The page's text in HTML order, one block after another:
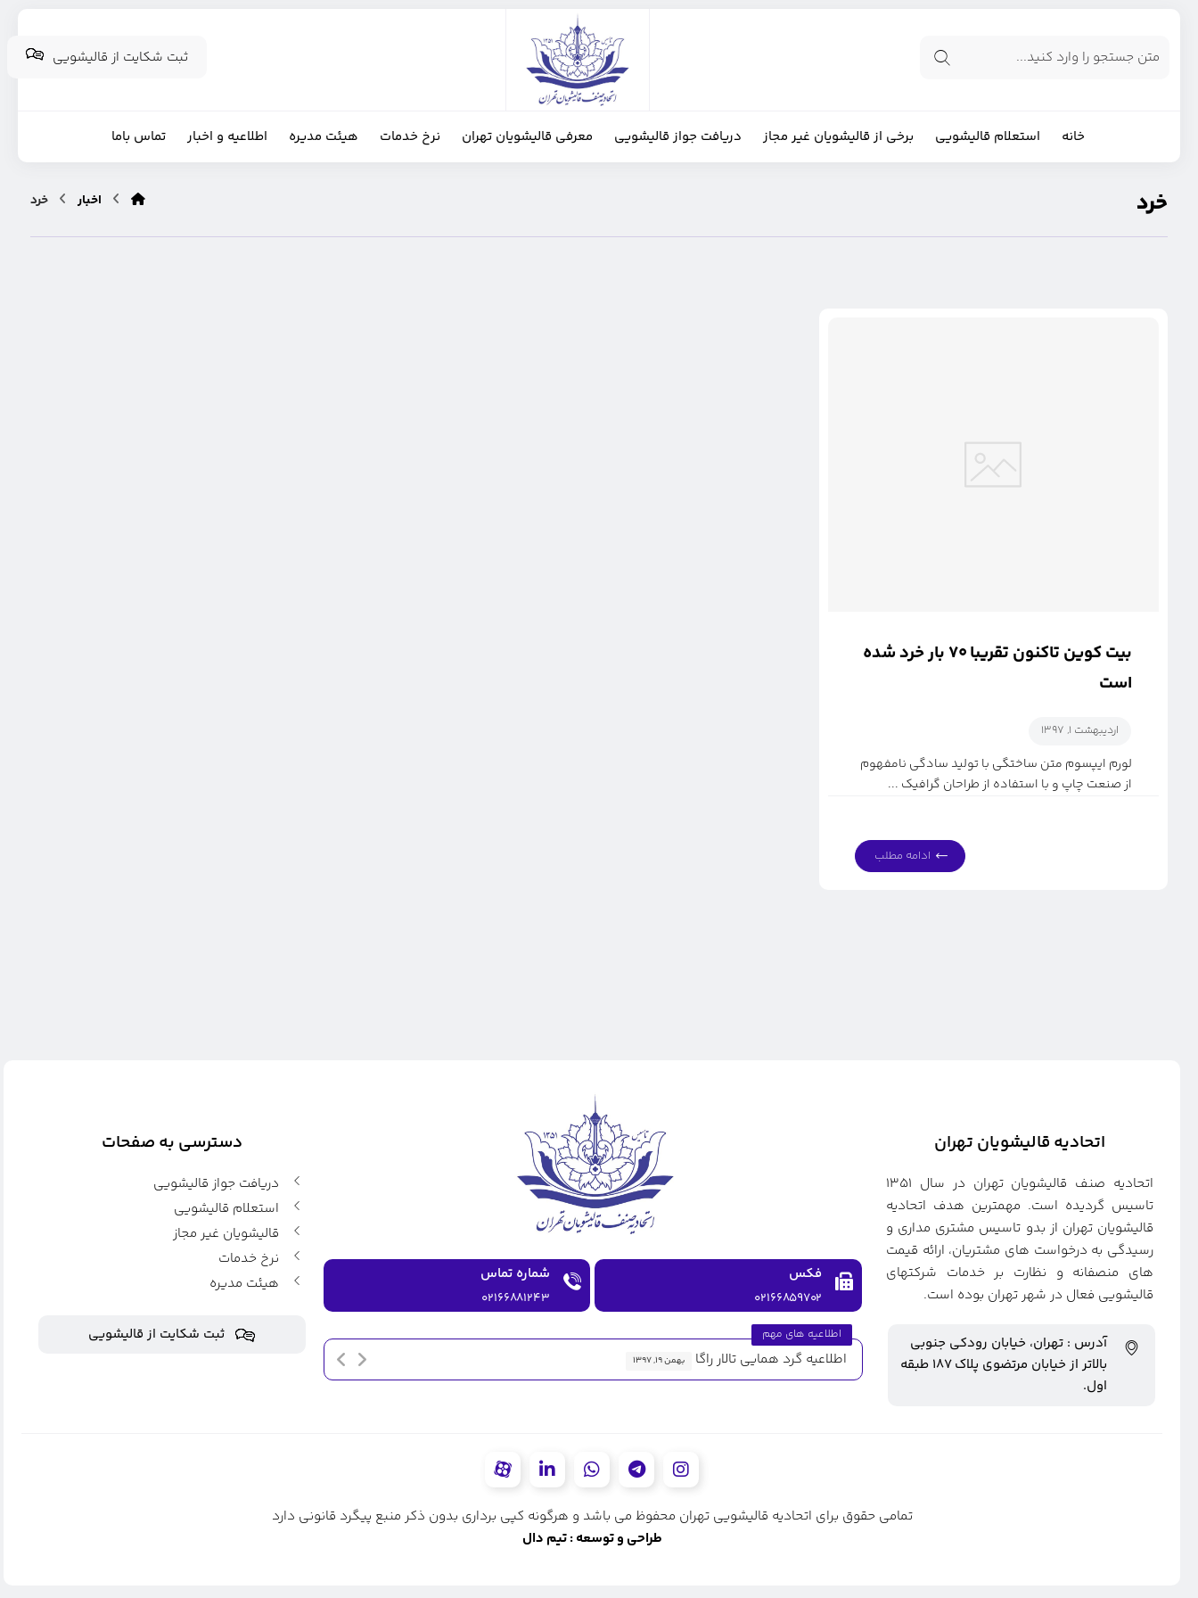
ثبت شکایت از قالیشویی
خانه استعلام قالیشویی برخی از قالیشویان غیر مجاز دریافت جواز قالیشویی معرفی قالیشویان تهران نرخ خدمات هیئت مدیره اطلاعیه و اخبار تماس باما
خرد اخبار خرد
بیت کوین تاکنون تقریبا ۷۰ بار خرد شده
است
اردیبهشت ۱, ۱۳۹۷
لورم ایپسوم متن ساختگی با تولید سادگی نامفهوم
از صنعت چاپ و با استفاده از طراحان گرافیک ...
ادامه مطلب
اتحادیه قالیشویان تهران
اتحادیه صنف قالیشویان تهران در سال ۱۳۵۱
تاسیس گردیده است. مهمترین هدف اتحادیه
قالیشویان تهران از بدو تاسیس مشتری مداری و
رسیدگی به درخواست های مشتریان، ارائه قیمت
های منصفانه و نظارت بر خدمات شرکتهای
قالیشویی فعال در شهر تهران بوده است.
آدرس : تهران، خیابان رودکی جنوبی
بالاتر از خیابان مرتضوی پلاک ۱۸۷ طبقه
اول.
شماره تماس
۰۲۱۶۶۸۸۱۲۴۳
فکس
۰۲۱۶۶۸۵۹۷۰۲
اطلاعیه های مهم
اطلاعیه گرد همایی تالار راگا بهمن ۱۹, ۱۳۹۷ اطلاعیه اعلام نرخ نامه جدید
دسترسی به صفحات
دریافت جواز قالیشویی
استعلام قالیشویی
قالیشویان غیر مجاز
نرخ خدمات
هیئت مدیره
ثبت شکایت از قالیشویی
تمامی حقوق برای اتحادیه قالیشویی تهران محفوظ می باشد و هرگونه کپی برداری بدون ذکر منبع پیگرد قانونی دارد
طراحی و توسعه : تیم دال